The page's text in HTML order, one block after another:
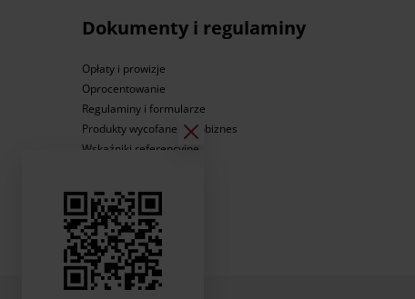
Dokumenty i regulaminy
Opłaty i prowizje
Oprocentowanie
Regulaminy i formularze
Produkty wycofane Agrobiznes
Wskaźniki referencyjne